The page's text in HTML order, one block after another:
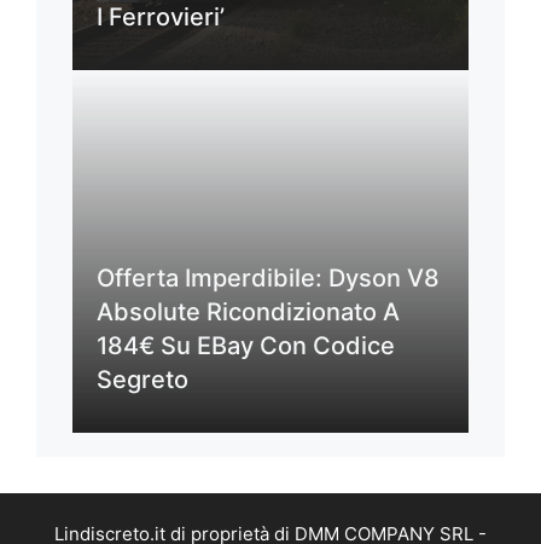
I Ferrovieri’
Offerta Imperdibile: Dyson V8
Absolute Ricondizionato A
184€ Su EBay Con Codice
Segreto
Lindiscreto.it di proprietà di DMM COMPANY SRL -